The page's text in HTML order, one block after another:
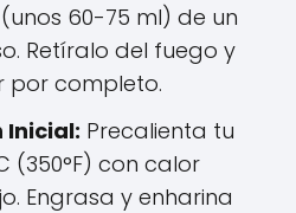
60-75 ml) de un
Retíralo del fuego y
por completo.
Inicial: Precalienta tu
(350°F) con calor
Engrasa y enharina